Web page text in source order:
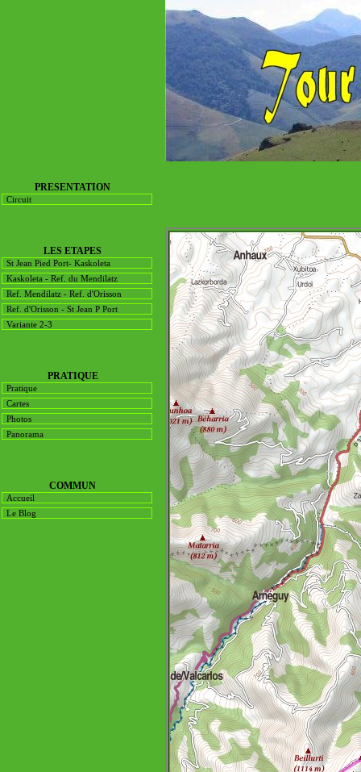
PRESENTATION
Circuit
LES ETAPES
St Jean Pied Port- Kaskoleta
Kaskoleta - Ref. du Mendilatz
Ref. Mendilatz - Ref. d'Orisson
Ref. d'Orisson - St Jean P Port
Variante 2-3
PRATIQUE
Pratique
Cartes
Photos
Panorama
COMMUN
Accueil
Le Blog